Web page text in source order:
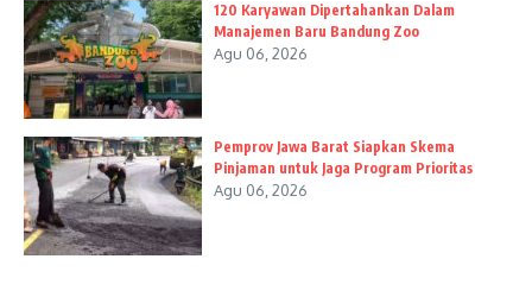
120 Karyawan Dipertahankan Dalam
Manajemen Baru Bandung Zoo
Agu 06, 2026
Pemprov Jawa Barat Siapkan Skema
Pinjaman untuk Jaga Program Prioritas
Agu 06, 2026